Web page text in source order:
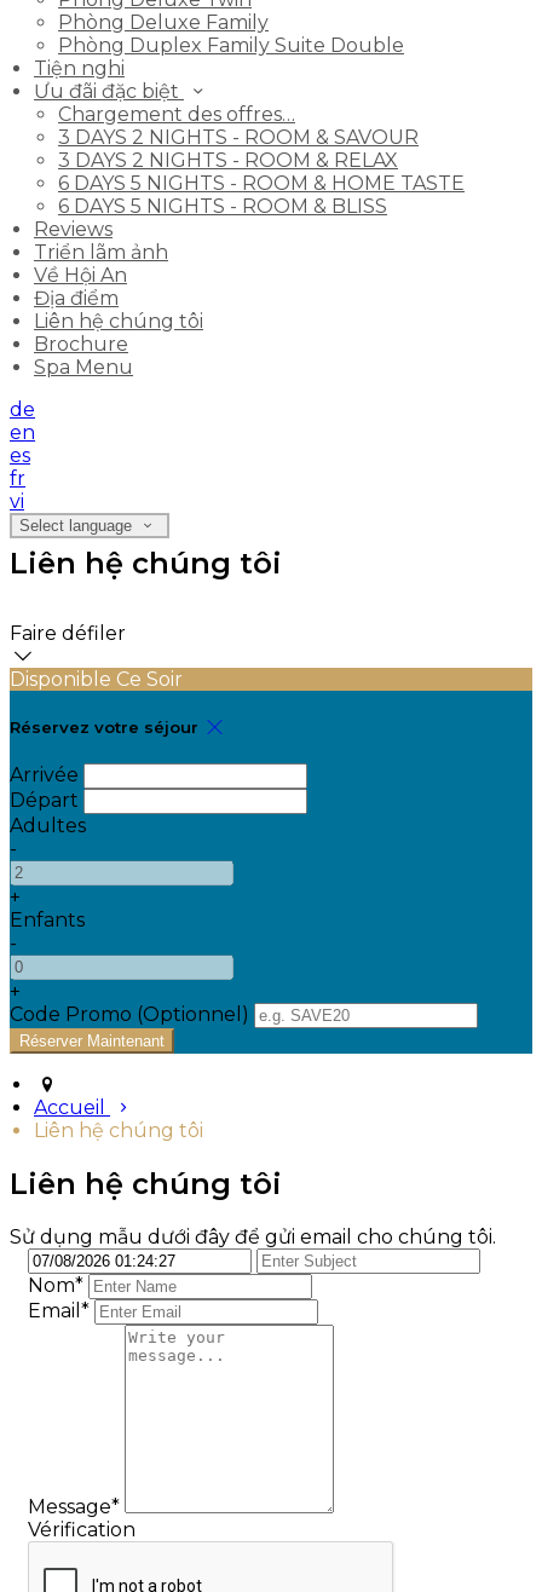
Phòng Deluxe Family
Phòng Duplex Family Suite Double
Tiện nghi
Ưu đãi đặc biệt
Chargement des offres…
3 DAYS 2 NIGHTS - ROOM & SAVOUR
3 DAYS 2 NIGHTS - ROOM & RELAX
6 DAYS 5 NIGHTS - ROOM & HOME TASTE
6 DAYS 5 NIGHTS - ROOM & BLISS
Reviews
Triển lãm ảnh
Về Hội An
Địa điểm
Liên hệ chúng tôi
Brochure
Spa Menu
de
en
es
fr
vi
Select language
Liên hệ chúng tôi
Faire défiler
Disponible Ce Soir
Réservez votre séjour
Arrivée
Départ
Adultes
-
+
Enfants
-
+
Code Promo (Optionnel )
Accueil
Liên hệ chúng tôi
Liên hệ chúng tôi
Sử dụng mẫu dưới đây để gửi email cho chúng tôi.
Nom*
Email*
Message*
Vérification